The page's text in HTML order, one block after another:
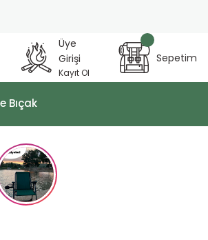
Üye
Girişi
Kayıt Ol
Sepetim
Bıçak